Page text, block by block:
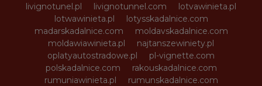
livignotunel.pl
livignotunnel.com
lotvawinieta.pl
lotwawinieta.pl
lotysskadalnice.com
madarskadalnice.com
moldavskadalnice.com
moldawiawinieta.pl
najtanszewiniety.pl
oplatyautostradowe.pl
pl-vignette.com
polskadalnice.com
rakouskadalnice.com
rumuniawinieta.pl
rumunskadalnice.com